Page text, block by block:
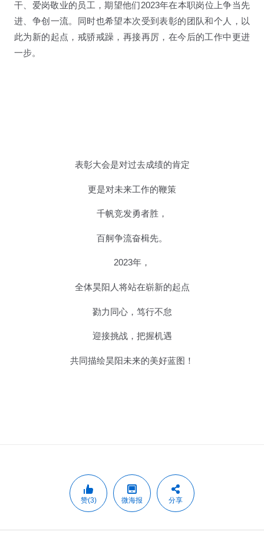
干、爱岗敬业的员工，期望他们2023年在本职岗位上争当先
进、争创一流。同时也希望本次受到表彰的团队和个人，以
此为新的起点，戒骄戒躁，再接再厉，在今后的工作中更进
一步。
表彰大会是对过去成绩的肯定
更是对未来工作的鞭策
千帆竞发勇者胜，
百舸争流奋楫先。
2023年，
全体昊阳人将站在崭新的起点
勠力同心，笃行不怠
迎接挑战，把握机遇
共同描绘昊阳未来的美好蓝图！
赞(3) 微海报 分享